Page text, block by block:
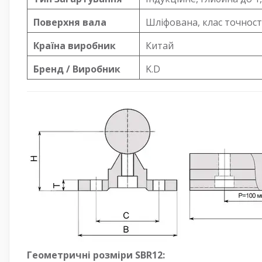
Поверхня вала
Шліфована, клас
Країна виробник
Китай
Бренд / Виробник
K.D
Геометричні розміри SBR12: